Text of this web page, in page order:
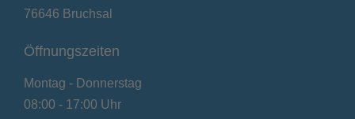
76646 Bruchsal
Öffnungszeiten
Montag - Donnerstag
08:00 - 17:00 Uhr